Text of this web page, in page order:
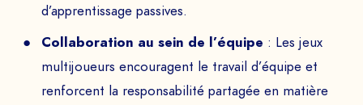
d’apprentissage passives.
Collaboration au sein de l’équipe : Les jeux
multijoueurs encouragent le travail d’équipe et
renforcent la responsabilité partagée en matière